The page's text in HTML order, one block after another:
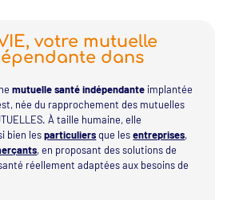
votre mutuelle
dans
mutuelle santé indépendante implantée
née du rapprochement des mutuelles
À taille humaine, elle
bien lesparticuliersque lesentreprises,
, en proposant des solutions de
réellement adaptées aux besoins de